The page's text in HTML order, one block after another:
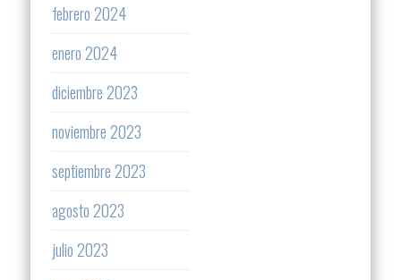
febrero 2024
enero 2024
diciembre 2023
noviembre 2023
septiembre 2023
agosto 2023
julio 2023